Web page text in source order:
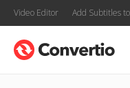
Video Editor Add Subtitles